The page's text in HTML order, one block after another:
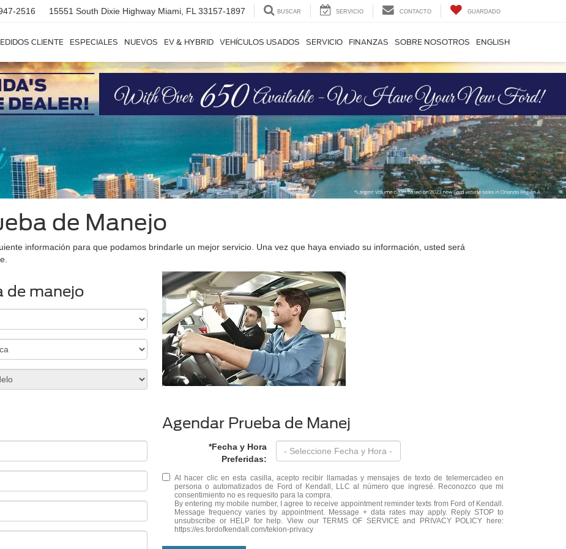
2516 15551 South Dixie Highway Miami, FL 33157-1897 BUSCAR SERVICIO CONTACTO GUARDADO
CLIENTE ESPECIALES NUEVOS EV & HYBRID VEHÍCULOS USADOS SERVICIO FINANZAS SOBRE NOSOTROS ENGLISH
de Manejo
información para que podamos brindarle un mejor servicio. Una vez que haya enviado su información, usted será
de manejo
Agendar Prueba de Manej
*Fecha y Hora
Preferidas:
Al hacer clic en esta casilla, acepto recibir llamadas y mensajes de texto de telemercadeo en
persona o automatizados de Ford of Kendall, LLC al número que ingresé. Reconozco que mi
consentimiento no es requesito para la compra.
By entering my mobile number, I agree to receive appointment reminder texts from Ford of Kendall.
Message frequency varies by appointment. Message + data rates may apply. Reply STOP to
unsubscribe or HELP for help. View our TERMS OF SERVICE and PRIVACY POLICY here:
https://es.fordofkendall.com/tekion-privacy